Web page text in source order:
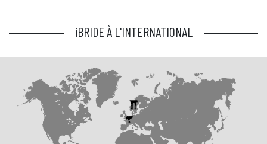
iBRIDE À L'INTERNATIONAL